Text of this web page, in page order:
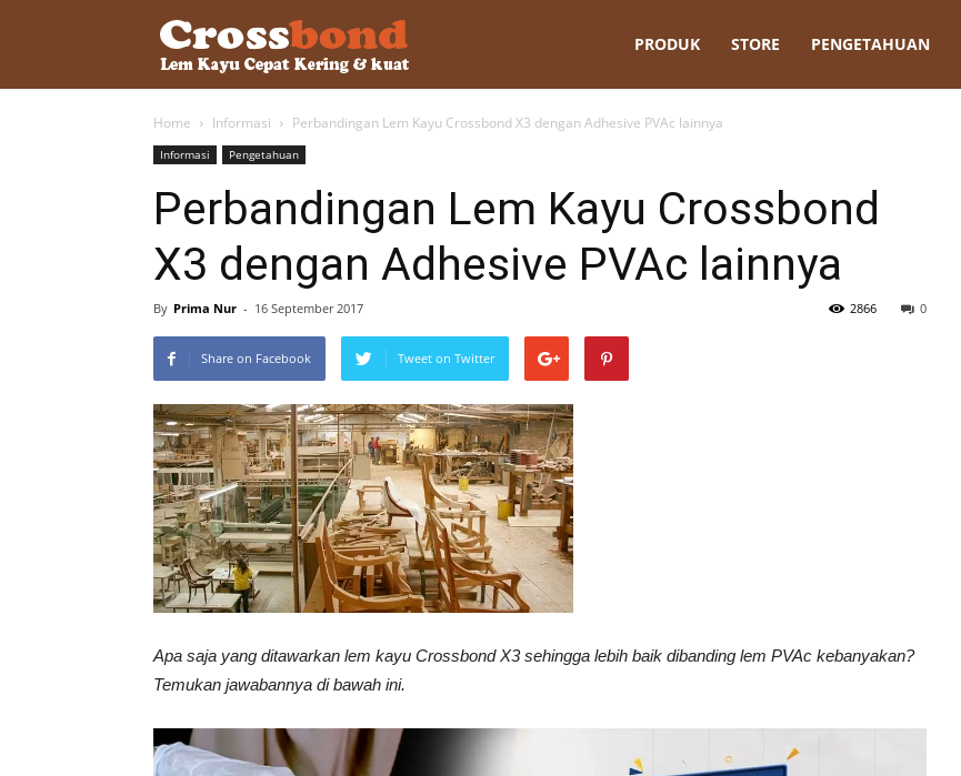
–
Lem
Kertas,
Vinyl
Cepat
PRODUK STORE PENGETAHUAN
Home Informasi Perbandingan Lem Kayu Crossbond X3 dengan Adhesive PVAc lainnya
Informasi Pengetahuan
Perbandingan Lem Kayu Crossbond
X3 dengan Adhesive PVAc lainnya
By Prima Nur - 16 September 2017 0
2866
Share on Facebook Tweet on Twitter
Apa saja yang ditawarkan lem kayu Crossbond X3 sehingga lebih baik dibanding lem PVAc kebanyakan?
Temukan jawabannya di bawah ini.